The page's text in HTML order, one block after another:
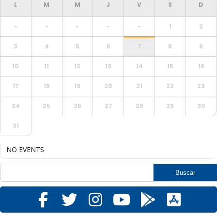
- - - - - 1 2
3 4 5 6 7 8 9
10 11 12 13 14 15 16
17 18 19 20 21 22 23
24 25 26 27 28 29 30
31
NO EVENTS